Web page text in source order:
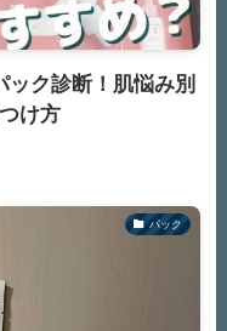
ック診断！肌悩み別
け方
パック